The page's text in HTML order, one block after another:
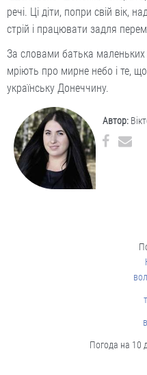
речі. Ці діти, попри свій вік,
стрій і працювати задля
За словами батька маленьких
мріють про мирне небо і те,
українську Донеччину.
Автор:
Погода на 10